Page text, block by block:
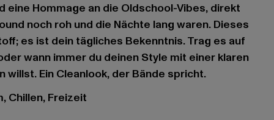
eine Hommage an die Oldschool-Vibes, direkt
noch roh und die Nächte lang waren. Dieses
es ist dein tägliches Bekenntnis. Trag es auf
wann immer du deinen Style mit einer klaren
Ein Cleanlook, der Bände spricht.
Chillen, Freizeit